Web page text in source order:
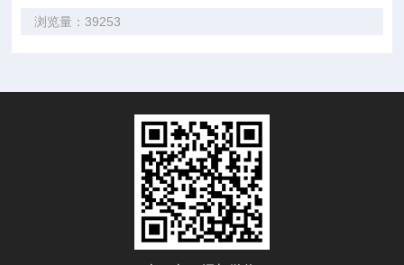
浏览量：39253